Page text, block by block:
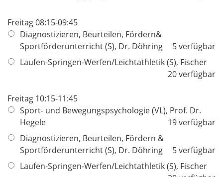
Freitag 08:15-09:45
Diagnostizieren, Beurteilen, Fördern&
Sportförderunterricht (S), Dr. Döhring
5 verfügbar
Laufen-Springen-Werfen/Leichtathletik (S), Fischer
20 verfügbar
Freitag 10:15-11:45
Sport- und Bewegungspsychologie (VL), Prof. Dr.
Hegele
19 verfügbar
Diagnostizieren, Beurteilen, Fördern &
Sportförderunterricht (S), Dr. Döhring
5 verfügbar
Laufen-Springen-Werfen/Leichtathletik (S), Fischer